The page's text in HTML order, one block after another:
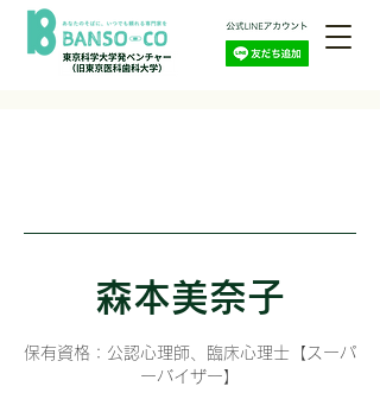
森本美奈子
保有資格：公認心理師、臨床心理士【スーパ
ーバイザー】